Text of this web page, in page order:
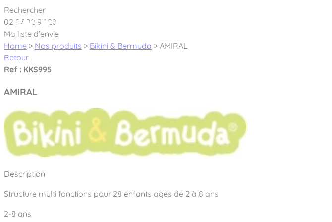
Cookies management panel
Créateur et fabricant d’aires de jeux & équipements sportifs
Nos dernières actualités
À propos
Nos Garanties
Notre concept
Aires de jeux Bikini & Bermuda®
Tous nos jeux
Sport & Fitness Sport&Co®
Agrès fitness
Mobilier & accessoires
Rechercher
02 97 02 97 20
Ma liste d’envie
Home > Nos produits > Bikini & Bermuda > AMIRAL
Retour
Ref : KKS995
AMIRAL
Description
Structure multi fonctions pour 28 enfants agés de 2 à 8 ans
2-8 ans